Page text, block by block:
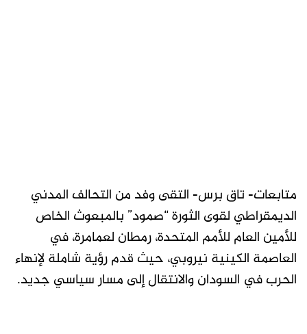
متابعات- تاق برس- التقى وفد من التحالف المدني
الديمقراطي لقوى الثورة “صمود” بالمبعوث الخاص
للأمين العام للأمم المتحدة، رمطان لعمامرة، في
العاصمة الكينية نيروبي، حيث قدم رؤية شاملة لإنهاء
الحرب في السودان والانتقال إلى مسار سياسي جديد.